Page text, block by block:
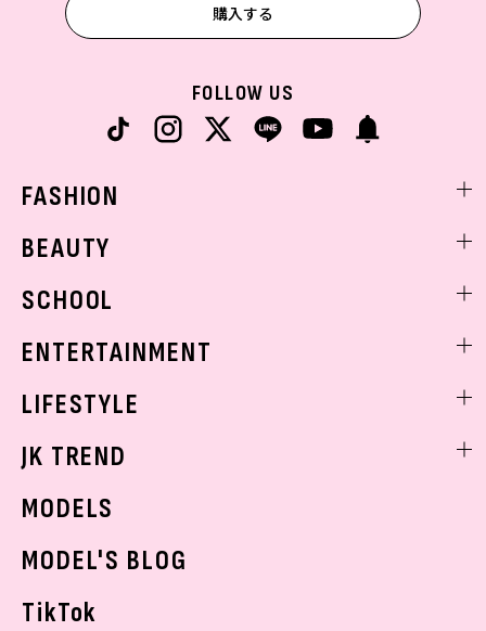
購入する
FOLLOW US
FASHION
着回し
BEAUTY
ベストコスメ
ボディケア
SCHOOL
学校ヘアメイク
ENTERTAINMENT
K-POP
LIFESTYLE
モデルの購入品
JK TREND
MODELS
MODEL'S BLOG
TikTok